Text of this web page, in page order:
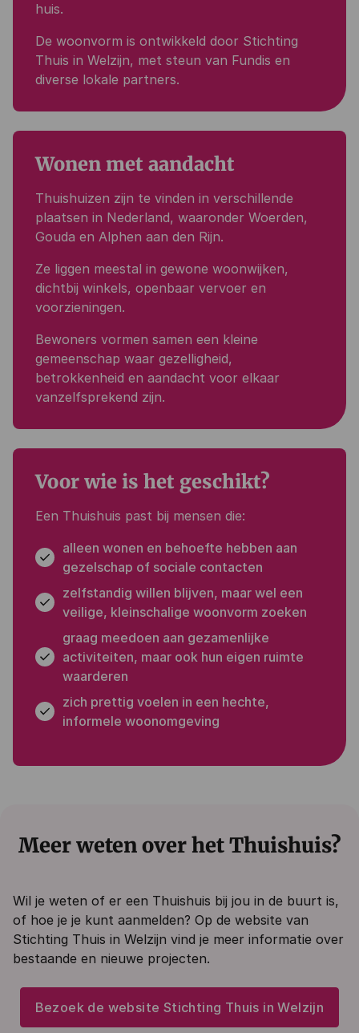
huis.
De woonvorm is ontwikkeld door Stichting
Thuis in Welzijn, met steun van Fundis en
diverse lokale partners.
Wonen met aandacht
Thuishuizen zijn te vinden in verschillende
plaatsen in Nederland, waaronder Woerden,
Gouda en Alphen aan den Rijn.
Ze liggen meestal in gewone woonwijken,
dichtbij winkels, openbaar vervoer en
voorzieningen.
Bewoners vormen samen een kleine
gemeenschap waar gezelligheid,
betrokkenheid en aandacht voor elkaar
vanzelfsprekend zijn.
Voor wie is het geschikt?
Een Thuishuis past bij mensen die:
alleen wonen en behoefte hebben aan
gezelschap of sociale contacten
zelfstandig willen blijven, maar wel een
veilige, kleinschalige woonvorm zoeken
graag meedoen aan gezamenlijke
activiteiten, maar ook hun eigen ruimte
waarderen
zich prettig voelen in een hechte,
informele woonomgeving
Meer weten over het Thuishuis?
Wil je weten of er een Thuishuis bij jou in de buurt is,
of hoe je je kunt aanmelden? Op de website van
Stichting Thuis in Welzijn vind je meer informatie over
bestaande en nieuwe projecten.
Bezoek de website Stichting Thuis in Welzijn